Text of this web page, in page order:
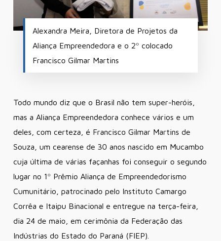
Alexandra Meira, Diretora de Projetos da
Aliança Empreendedora e o 2º colocado
Francisco Gilmar Martins
Todo mundo diz que o Brasil não tem super-heróis,
mas a Aliança Empreendedora conhece vários e um
deles, com certeza, é Francisco Gilmar Martins de
Souza, um cearense de 30 anos nascido em Mucambo
cuja última de várias façanhas foi conseguir o segundo
lugar no 1º Prêmio Aliança de Empreendedorismo
Cumunitário, patrocinado pelo Instituto Camargo
Corrêa e Itaipu Binacional e entregue na terça-feira,
dia 24 de maio, em cerimônia da Federação das
Indústrias do Estado do Paraná (FIEP).